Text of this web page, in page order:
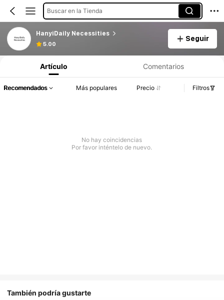
Buscar en la Tienda
HanyiDaily Necessities
5.00
Seguir
Artículo Comentarios
Recomendados Más populares Precio Filtros
No hay coincidencias
Por favor inténtelo de nuevo.
También podría gustarte